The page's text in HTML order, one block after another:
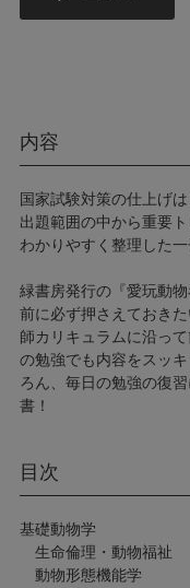
内容
国家試験対策の仕上げ
出題範囲の中から重要
わかりやすく整理した一
緑書房発行の『愛玩動
前に必ず押さえておき
師カリキュラムに沿っ
の勉強でも内容をスッ
ろん、毎日の勉強の復
書！
目次
基礎動物学
生命倫理・動物福祉
動物形態機能学